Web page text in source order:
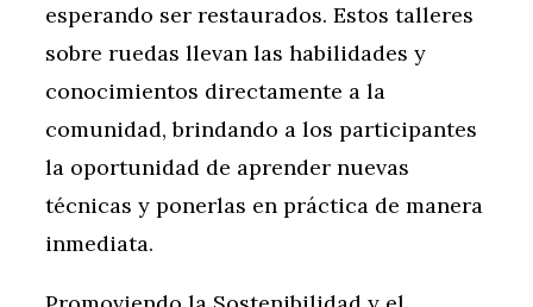
esperando ser restaurados. Estos talleres
sobre ruedas llevan las habilidades y
conocimientos directamente a la
comunidad, brindando a los participantes
la oportunidad de aprender nuevas
técnicas y ponerlas en práctica de manera
inmediata.